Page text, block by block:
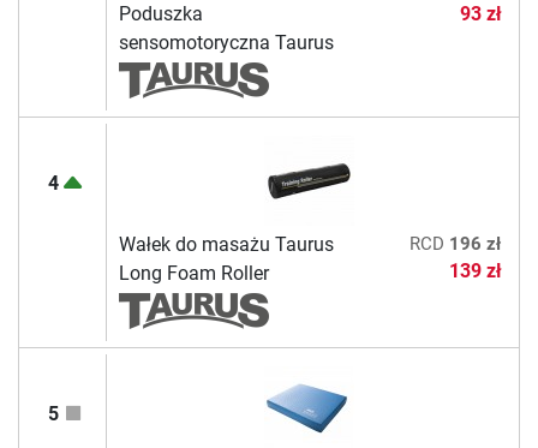
Poduszka
sensomotoryczna Taurus
93 zł
4
Wałek do masażu Taurus
Long Foam Roller
RCD 196 zł
139 zł
5